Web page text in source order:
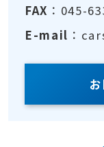
FAX ：045-
E-mail ：